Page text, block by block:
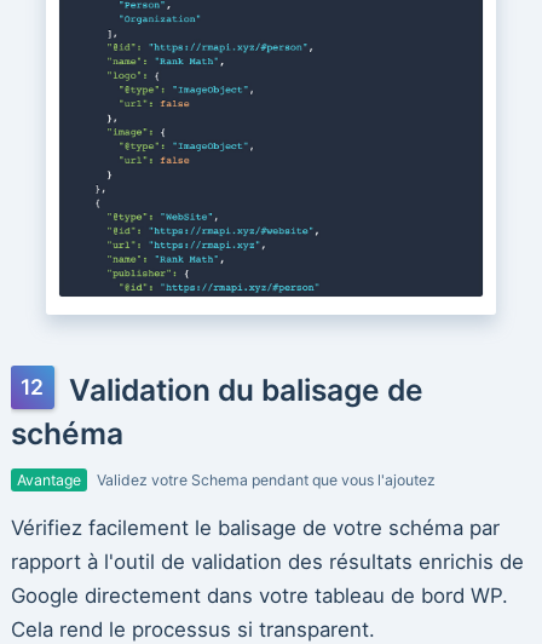
Validation du balisage de
schéma
Avantage Validez votre Schema pendant que vous l'ajoutez
Vérifiez facilement le balisage de votre schéma par
rapport à l'outil de validation des résultats enrichis de
Google directement dans votre tableau de bord WP.
Cela rend le processus si transparent.